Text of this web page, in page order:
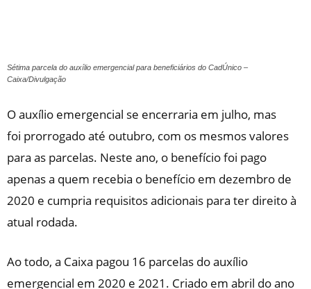
Sétima parcela do auxílio emergencial para beneficiários do CadÚnico –
Caixa/Divulgação
O auxílio emergencial se encerraria em julho, mas
foi prorrogado até outubro, com os mesmos valores
para as parcelas. Neste ano, o benefício foi pago
apenas a quem recebia o benefício em dezembro de
2020 e cumpria requisitos adicionais para ter direito à
atual rodada.
Ao todo, a Caixa pagou 16 parcelas do auxílio
emergencial em 2020 e 2021. Criado em abril do ano